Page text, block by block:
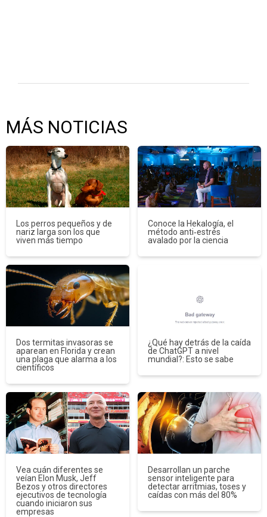
MÁS NOTICIAS
Los perros pequeños y de
nariz larga son los que
viven más tiempo
Conoce la Hekalogía, el
método anti‑estrés
avalado por la ciencia
Dos termitas invasoras se
aparean en Florida y crean
una plaga que alarma a los
científicos
¿Qué hay detrás de la caída
de ChatGPT a nivel
mundial?: Esto se sabe
Vea cuán diferentes se
veían Elon Musk, Jeff
Bezos y otros directores
ejecutivos de tecnología
cuando iniciaron sus
empresas
Desarrollan un parche
sensor inteligente para
detectar arritmias, toses y
caídas con más del 80%